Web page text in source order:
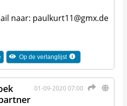
naar: paulkurt11@gmx.de
Op de verlanglijst
01-09-2020 07:00